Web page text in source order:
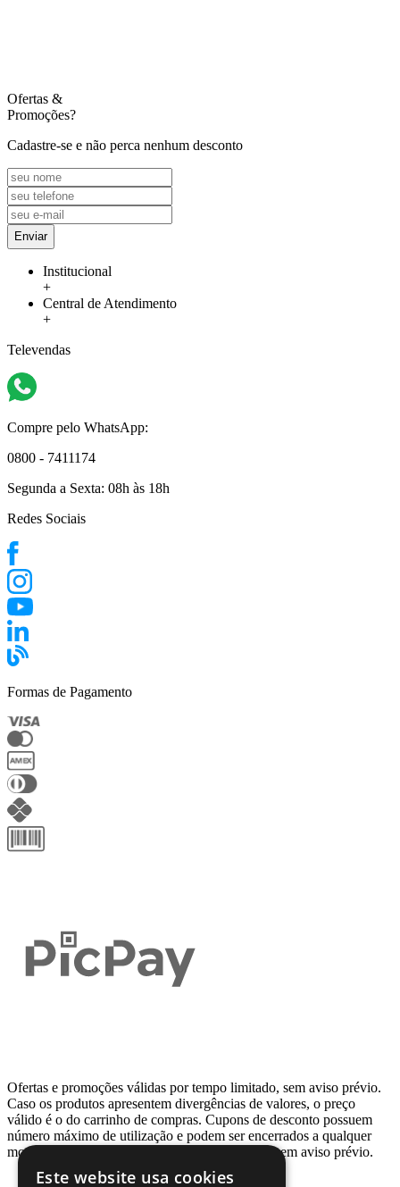
Ofertas &
Promoções?
Cadastre-se e não perca nenhum desconto
Enviar
Institucional
+
Central de Atendimento
+
Televendas
Compre pelo WhatsApp:
0800 - 7411174
Segunda a Sexta: 08h às 18h
Redes Sociais
Formas de Pagamento
Ofertas e promoções válidas por tempo limitado, sem aviso prévio.
Caso os produtos apresentem divergências de valores, o preço
válido é o do carrinho de compras. Cupons de desconto possuem
número máximo de utilização e podem ser encerrados a qualquer
momento, de acordo com sua disponibilidade e sem aviso prévio.
Este website usa cookies